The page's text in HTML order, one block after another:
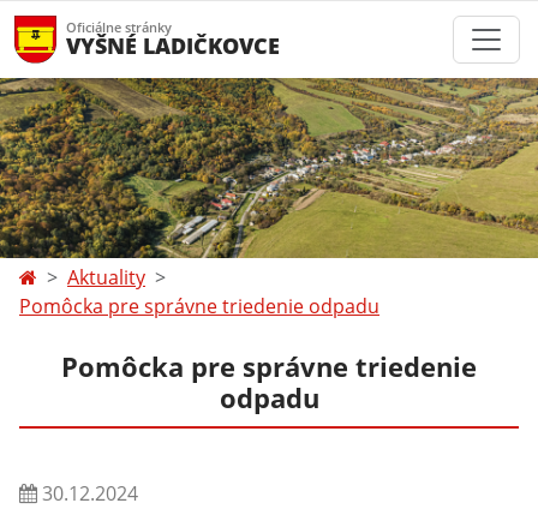
Oficiálne stránky
VYŠNÉ LADIČKOVCE
Aktuality
Pomôcka pre správne triedenie odpadu
Pomôcka pre správne triedenie
odpadu
30.12.2024